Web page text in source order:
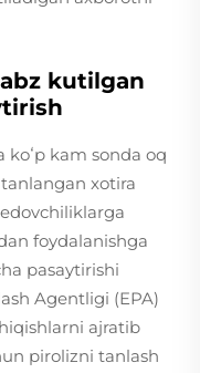
kutilgan
kam sonda oq
xotira
foydalanishga
pasaytirishi
Agentligi (EPA)
ajratib
pirolizni tanlash